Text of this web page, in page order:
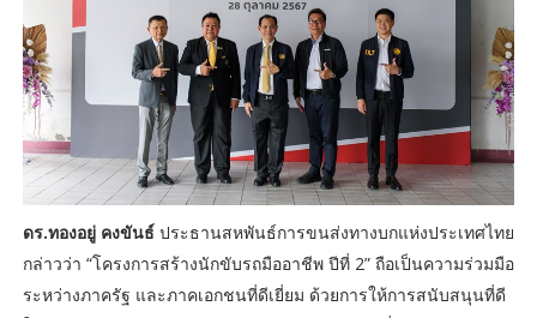
ดร.ทองอยู่ คงขันธ์ ประธานสหพันธ์การขนส่งทางบกแห่งประเทศไทย
กล่าวว่า “โครงการสร้างนักขับรถมืออาชีพ ปีที่ 2” ถือเป็นความร่วมมือ
ระหว่างภาครัฐ และภาคเอกชนที่ดีเยี่ยม ด้วยการให้การสนับสนุนที่ดี